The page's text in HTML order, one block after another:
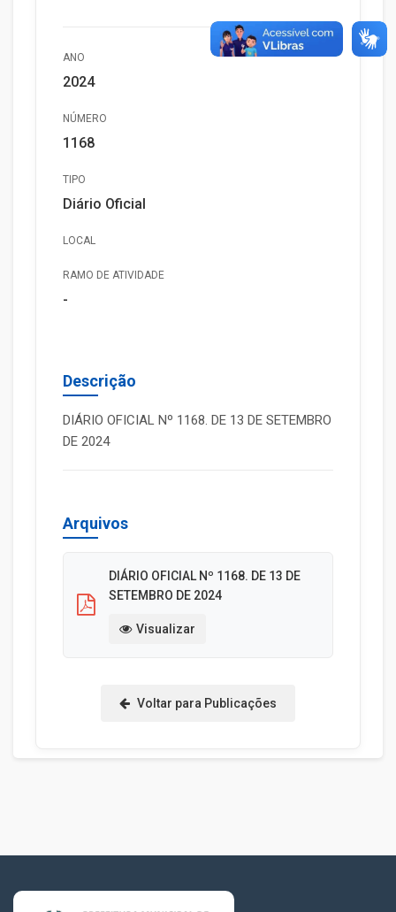
ANO
2024
NÚMERO
1168
TIPO
Diário Oficial
LOCAL
RAMO DE ATIVIDADE
-
Descrição
DIÁRIO OFICIAL Nº 1168. DE 13 DE SETEMBRO
DE 2024
Arquivos
DIÁRIO OFICIAL Nº 1168. DE 13 DE
SETEMBRO DE 2024
Visualizar
Voltar para Publicações